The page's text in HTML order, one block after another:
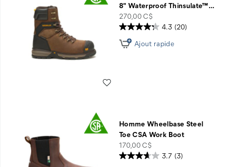
8" Waterproof Thinsulate™…
price
270,00 C$
4.3 (20)
Ajout rapide
Homme Wheelbase Steel
Toe CSA Work Boot
price
170,00 C$
3.7 (3)